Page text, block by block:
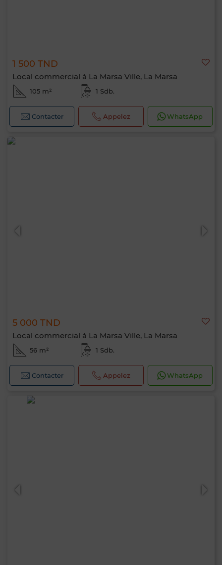
1 500 TND
Local commercial à La Marsa Ville, La Marsa
105 m² 1 Sdb.
Contacter Appelez WhatsApp
5 000 TND
Local commercial à La Marsa Ville, La Marsa
56 m² 1 Sdb.
Contacter Appelez WhatsApp